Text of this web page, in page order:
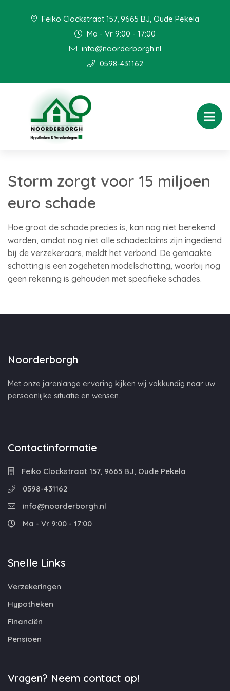
Feiko Clockstraat 157, 9665 BJ, Oude Pekela
Ma - Vr 9:00 - 17:00
info@noorderborgh.nl
0598-431162
Storm zorgt voor 15 miljoen
euro schade
Hoe groot de schade precies is, kan nog niet berekend
worden, omdat nog niet alle schadeclaims zijn ingediend
bij de verzekeraars, meldt het verbond. De gemaakte
schatting is een zogeheten modelschatting, waarbij nog
geen rekening is gehouden met specifieke schades.
Noorderborgh
Met onze jarenlange ervaring kijken wij vakkundig naar uw
persoonlijke situatie en wensen.
Contactinformatie
Feiko Clockstraat 157, 9665 BJ, Oude Pekela
0598-431162
info@noorderborgh.nl
Ma - Vr 9:00 - 17:00
Snelle Links
Verzekeringen
Hypotheken
Financiën
Pensioen
Vragen? Neem contact op!